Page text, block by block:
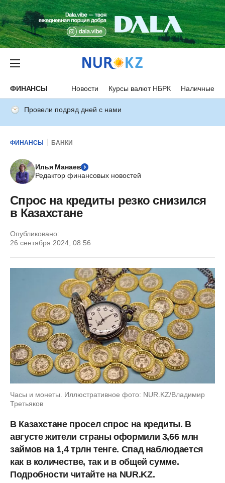
ФИНАНСЫ Новости Курсы валют НБРК Наличные
Провели подряд дней с нами
ФИНАНСЫ БАНКИ
Илья Манаев
Редактор финансовых новостей
Спрос на кредиты резко снизился
в Казахстане
Опубликовано:
26 сентября 2024, 08:56
Часы и монеты. Иллюстративное фото: NUR.KZ/Владимир
Третьяков
В Казахстане просел спрос на кредиты. В
августе жители страны оформили 3,66 млн
займов на 1,4 трлн тенге. Спад наблюдается
как в количестве, так и в общей сумме.
Подробности читайте на NUR.KZ.